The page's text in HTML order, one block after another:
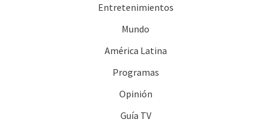
Entretenimientos
Mundo
América Latina
Programas
Opinión
Guía TV